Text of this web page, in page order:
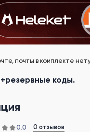
почты в комплекте
коды.
0.0 0 отзывов